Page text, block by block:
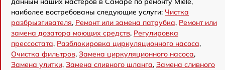
наиболее востребованы следующие услуги: Чистка
разбрызгивателя, Ремонт или замена патрубка, Ремонт или
замена дозатора моющих средств, Регулировка
прессостата, Разблокировка циркуляционного насоса,
Очистка фильтров, Замена циркуляционного насоса,
Замена улитки, Замена сливного шланга, Замена сливного